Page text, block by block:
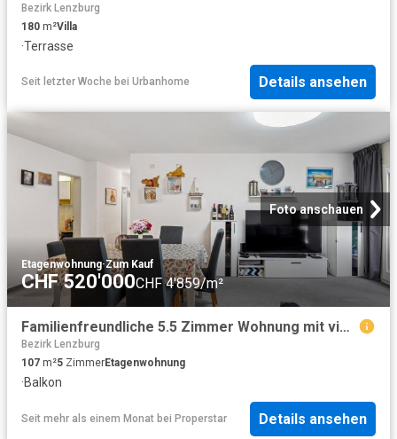
Bezirk Lenzburg
180 m²Villa
·Terrasse
Seit letzter Woche bei Urbanhome Details ansehen
Foto anschauen
Etagenwohnung·Zum Kauf
CHF 520'000CHF 4'859/m²
Familienfreundliche 5.5 Zimmer Wohnung mit viel Raum und Komfort
Bezirk Lenzburg
107 m²5 ZimmerEtagenwohnung
·Balkon
Seit mehr als einem Monat bei Properstar Details ansehen